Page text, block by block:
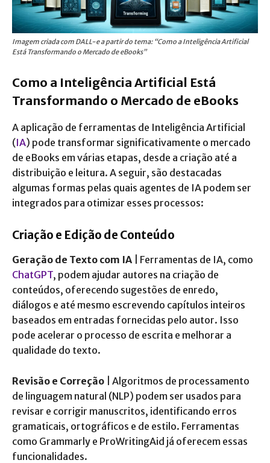
Imagem criada com DALL-e a partir do tema: “Como a Inteligência Artificial
Está Transformando o Mercado de eBooks”
Como a Inteligência Artificial Está
Transformando o Mercado de eBooks
A aplicação de ferramentas de Inteligência Artificial
(IA) pode transformar significativamente o mercado
de eBooks em várias etapas, desde a criação até a
distribuição e leitura. A seguir, são destacadas
algumas formas pelas quais agentes de IA podem ser
integrados para otimizar esses processos:
Criação e Edição de Conteúdo
Geração de Texto com IA | Ferramentas de IA, como
ChatGPT, podem ajudar autores na criação de
conteúdos, oferecendo sugestões de enredo,
diálogos e até mesmo escrevendo capítulos inteiros
baseados em entradas fornecidas pelo autor. Isso
pode acelerar o processo de escrita e melhorar a
qualidade do texto.
Revisão e Correção | Algoritmos de processamento
de linguagem natural (NLP) podem ser usados para
revisar e corrigir manuscritos, identificando erros
gramaticais, ortográficos e de estilo. Ferramentas
como Grammarly e ProWritingAid já oferecem essas
funcionalidades.